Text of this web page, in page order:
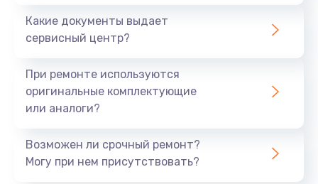
Какие документы выдает
сервисный центр?
При ремонте используются
оригинальные комплектующие
или аналоги?
Возможен ли срочный ремонт?
Могу при нем присутствовать?